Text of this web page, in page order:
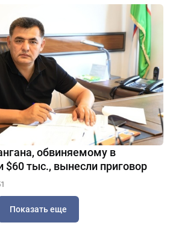
обвиняемому в
$60 тыс., вынесли приговор
Показать еще